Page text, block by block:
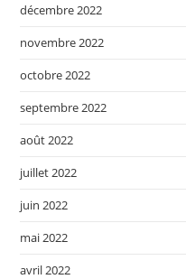
décembre 2022
novembre 2022
octobre 2022
septembre 2022
août 2022
juillet 2022
juin 2022
mai 2022
avril 2022